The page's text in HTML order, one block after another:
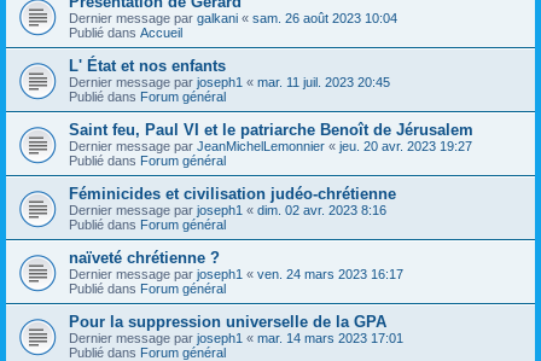
Dernier message par galkani « sam. 26 août 2023 10:04
Publié dans Accueil
L' État et nos enfants
Dernier message par joseph1 « mar. 11 juil. 2023 20:45
Publié dans Forum général
Saint feu, Paul VI et le patriarche Benoît de Jérusalem
Dernier message par JeanMichelLemonnier « jeu. 20 avr. 2023 19:27
Publié dans Forum général
Féminicides et civilisation judéo-chrétienne
Dernier message par joseph1 « dim. 02 avr. 2023 8:16
Publié dans Forum général
naïveté chrétienne ?
Dernier message par joseph1 « ven. 24 mars 2023 16:17
Publié dans Forum général
Pour la suppression universelle de la GPA
Dernier message par joseph1 « mar. 14 mars 2023 17:01
Publié dans Forum général